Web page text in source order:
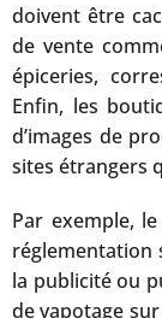
doivent être
de vente
épiceries,
Enfin, les
d’images de
sites étrangers
Par exemple,
réglementation
la publicité ou
de vapotage